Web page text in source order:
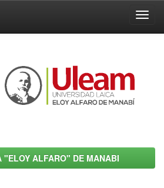
"ELOY ALFARO" DE MANABI